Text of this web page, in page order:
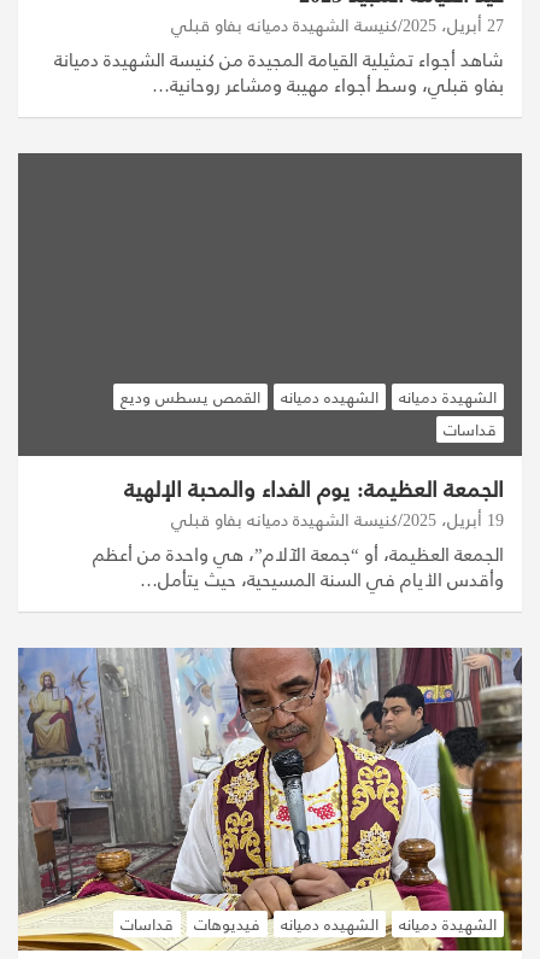
27 أبريل، 2025 كنيسة الشهيدة دميانه بفاو قبلي
شاهد أجواء تمثيلية القيامة المجيدة من كنيسة الشهيدة دميانة
بفاو قبلي، وسط أجواء مهيبة ومشاعر روحانية…
الشهيدة دميانه الشهيده دميانه
القمص يسطس وديع
قداسات
الجمعة العظيمة: يوم الفداء والمحبة الإلهية
19 أبريل، 2025 كنيسة الشهيدة دميانه بفاو قبلي
الجمعة العظيمة، أو “جمعة الآلام”، هي واحدة من أعظم
وأقدس الأيام في السنة المسيحية، حيث يتأمل…
الشهيدة دميانه الشهيده دميانه فيديوهات قداسات